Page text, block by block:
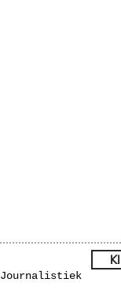
Journalistiek